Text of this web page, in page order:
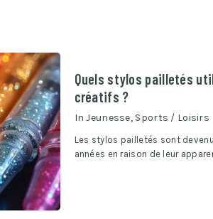
Quels stylos pailletés
créatifs ?
InJeunesse, Sports / Loisirs
Les stylos pailletés sont
années en raison de leur